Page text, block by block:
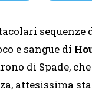
sequenze
e sangue di
di Spade,
attesissima